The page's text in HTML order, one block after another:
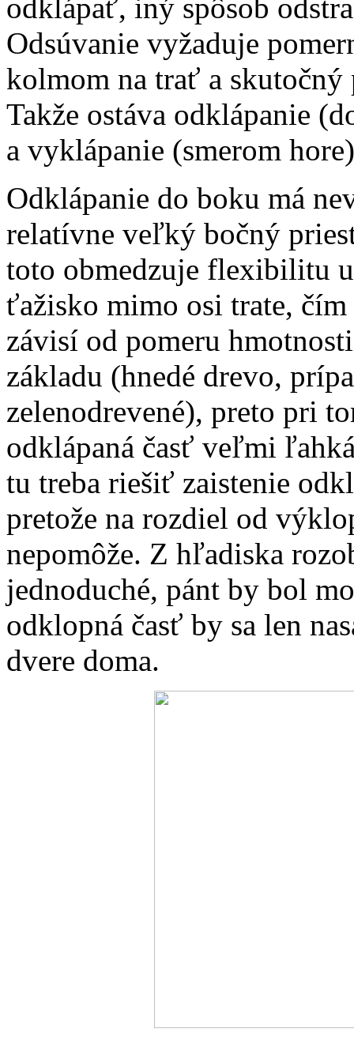
odklápať, iný spôsob
Odsúvanie vyžaduje
kolmom na trať a
Takže ostáva odklápanie
a vyklápanie (smerom
Odklápanie do boku má
relatívne veľký bočný
toto obmedzuje flexibilitu
ťažisko mimo osi trate,
závisí od pomeru
základu (hnedé drevo,
zelenodrevené), preto pri
odklápaná časť veľmi
tu treba riešiť zaistenie
pretože na rozdiel od
nepomôže. Z hľadiska
jednoduché, pánt by bol
odklopná časť by sa len
dvere doma.